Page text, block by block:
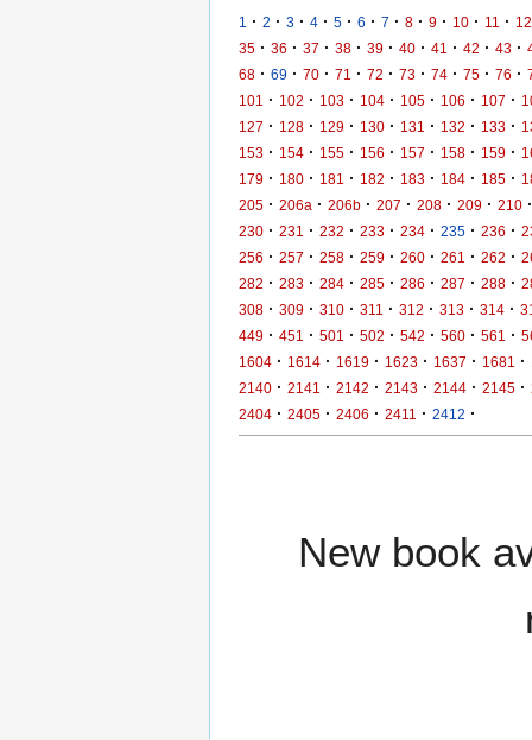
1 · 2 · 3 · 4 · 5 · 6 · 7 · 8 · 9 · 10 · 11 · 12
35 · 36 · 37 · 38 · 39 · 40 · 41 · 42 · 43 ·
68 · 69 · 70 · 71 · 72 · 73 · 74 · 75 · 76 ·
101
· 102 · 103 · 104 · 105 · 106 · 107 ·
127 · 128 · 129 · 130 · 131 · 132 · 133 ·
153 · 154 · 155 · 156 · 157 · 158 · 159 ·
179 · 180 · 181 · 182 · 183 · 184 · 185 ·
205 · 206a · 206b · 207 · 208 · 209 · 210 ·
230 · 231 · 232 · 233 · 234 · 235 · 236 ·
256 · 257 · 258 · 259 · 260 · 261 · 262 ·
282 · 283 · 284 · 285 · 286 · 287 · 288 ·
308 · 309 · 310 · 311 · 312 · 313 · 314 ·
449 · 451 · 501 · 502 · 542 · 560 · 561 ·
1604 · 1614 · 1619 · 1623 · 1637 · 1681 ·
2140 · 2141 · 2142 · 2143 · 2144 · 2145 ·
2404 · 2405 · 2406 · 2411 · 2412 ·
New book